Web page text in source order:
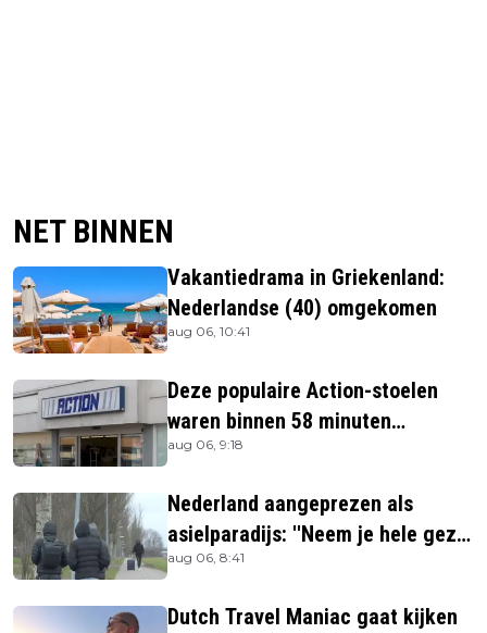
NET BINNEN
Vakantiedrama in Griekenland:
Nederlandse (40) omgekomen
aug 06, 10:41
Deze populaire Action-stoelen
waren binnen 58 minuten
uitverkocht zijn vandaag weer te
aug 06, 9:18
Nederland aangeprezen als
asielparadijs: ''Neem je hele gezin
mee''
aug 06, 8:41
Dutch Travel Maniac gaat kijken